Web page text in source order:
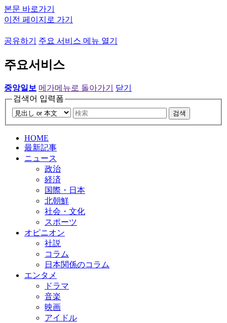
본문 바로가기
이전 페이지로 가기
공유하기 주요 서비스 메뉴 열기
주요서비스
중앙일보 메가메뉴로 돌아가기
닫기
검색어 입력폼
검색
HOME
最新記事
ニュース
政治
経済
国際・日本
北朝鮮
社会・文化
スポーツ
オピニオン
社説
コラム
日本関係のコラム
エンタメ
ドラマ
音楽
映画
アイドル